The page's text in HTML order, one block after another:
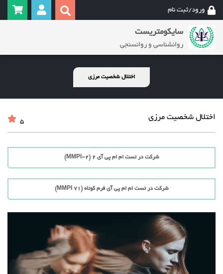
ورود/ثبت نام
سایکومتریست
روانشناسی و روانسنجی
اختلال شخصیت مرزی
اختلال شخصیت مرزی 5
شرکت در تست ام ام پی آی 2 (MMPI-2)
شرکت در تست ام ام پی آی فرم کوتاه (71 MMPI)